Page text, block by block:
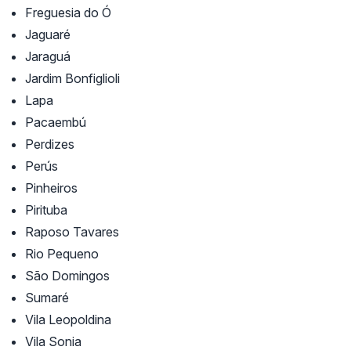
Freguesia do Ó
Jaguaré
Jaraguá
Jardim Bonfiglioli
Lapa
Pacaembú
Perdizes
Perús
Pinheiros
Pirituba
Raposo Tavares
Rio Pequeno
São Domingos
Sumaré
Vila Leopoldina
Vila Sonia